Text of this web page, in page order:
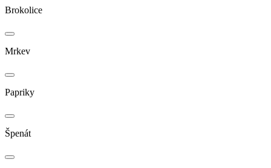
Brokolice
Mrkev
Papriky
Špenát